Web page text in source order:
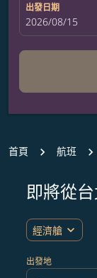
出發日期
fc-booking-
2026/08/15
首頁 航班
即將從
經濟艙 expand_more
出發地